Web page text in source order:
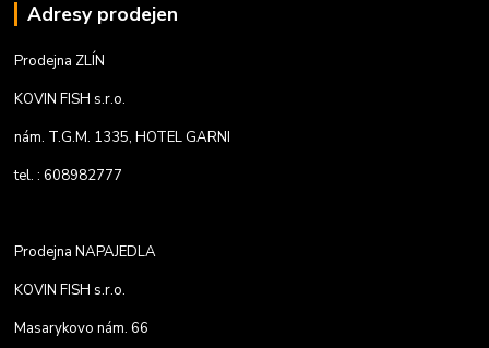
Adresy prodejen
Prodejna ZLÍN
KOVIN FISH s.r.o.
nám. T.G.M. 1335, HOTEL GARNI
tel. : 608982777
Prodejna NAPAJEDLA
KOVIN FISH s.r.o.
Masarykovo nám. 66